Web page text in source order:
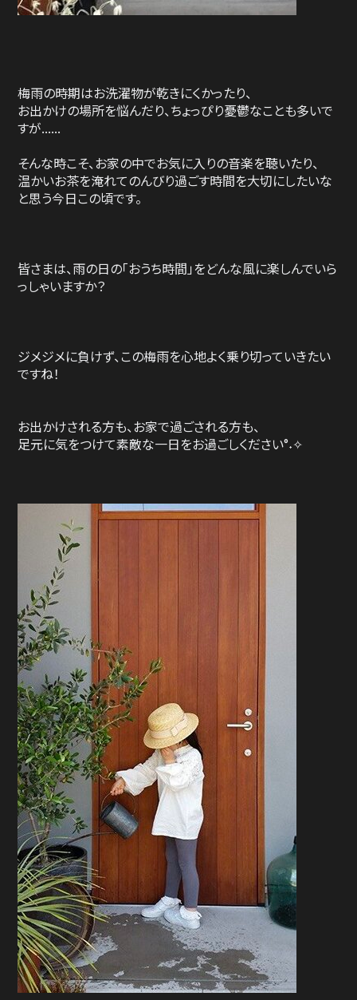
梅雨の時期はお洗濯物が乾きにくかったり、
お出かけの場所を悩んだり、ちょっぴり憂鬱なことも多いで
すが......
そんな時こそ、お家の中でお気に入りの音楽を聴いたり、
温かいお茶を淹れてのんびり過ごす時間を大切にしたいな
と思う今日この頃です。
皆さまは、雨の日の「おうち時間」をどんな風に楽しんでいら
っしゃいますか？
ジメジメに負けず、この梅雨を心地よく乗り切っていきたい
ですね！
お出かけされる方も、お家で過ごされる方も、
足元に気をつけて素敵な一日をお過ごしください°˖✧